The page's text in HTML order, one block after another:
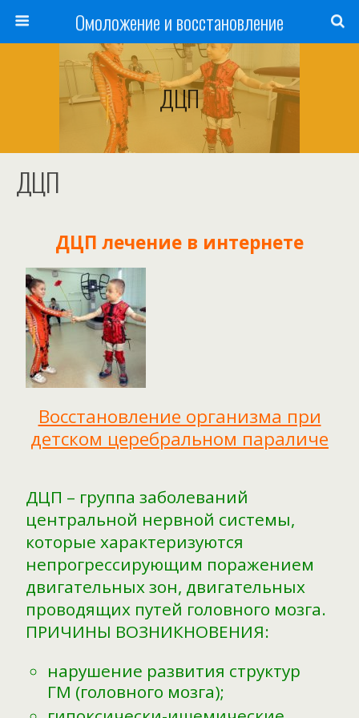
Омоложение и восстановление
ДЦП
ДЦП
ДЦП лечение в интернете
Восстановление организма при
детском церебральном параличе
ДЦП – группа заболеваний
центральной нервной системы,
которые характеризуются
непрогрессирующим поражением
двигательных зон, двигательных
проводящих путей головного мозга.
ПРИЧИНЫ ВОЗНИКНОВЕНИЯ:
нарушение развития структур
ГМ (головного мозга);